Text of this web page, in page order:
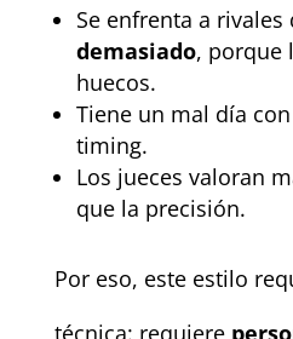
Se enfrenta a rivales
demasiado, porque
huecos.
Tiene un mal día
timing.
Los jueces valoran
que la precisión.
Por eso, este estilo